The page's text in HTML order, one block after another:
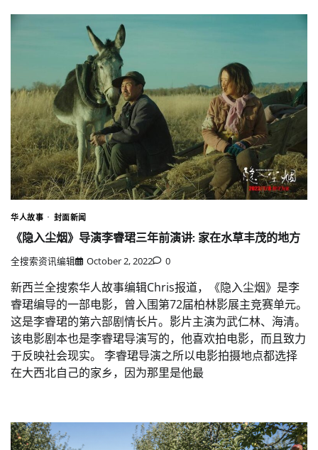
华人故事 封面新闻
《隐入尘烟》导演李睿珺三年前演讲: 家在水草丰茂的地方
全搜索资讯编辑 October 2, 2022 0
新西兰全搜索华人故事编辑Chris报道，《隐入尘烟》是李
睿珺编导的一部电影，曾入围第72届柏林影展主竞赛单元。
这是李睿珺的第六部剧情长片。影片主演为武仁林、海清。
该电影剧本也是李睿珺导演写的，他喜欢拍电影，而且致力
于反映社会现实。 李睿珺导演之所以电影拍摄地点都选择
在大西北自己的家乡，因为那里是他最